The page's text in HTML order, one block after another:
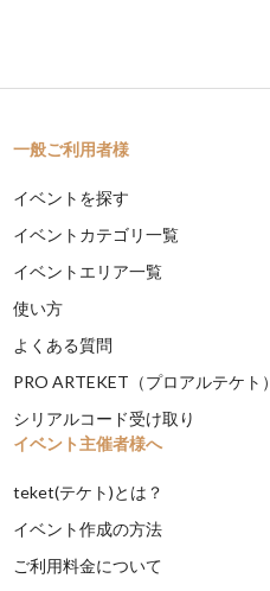
一般ご利用者様
イベントを探す
イベントカテゴリ一覧
イベントエリア一覧
使い方
よくある質問
PRO ARTEKET（プロアルテケト）
シリアルコード受け取り
イベント主催者様へ
teket(テケト)とは？
イベント作成の方法
ご利用料金について